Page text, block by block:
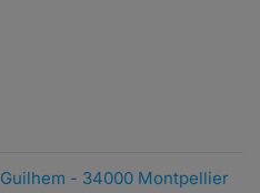
- 34000 Montpellier